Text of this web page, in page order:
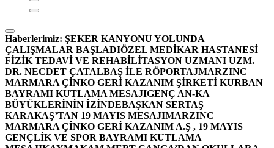
Haberlerimiz: ŞEKER KANYONU YOLUNDA
ÇALIŞMALAR BAŞLADIÖZEL MEDİKAR HASTANESİ
FİZİK TEDAVİ VE REHABİLİTASYON UZMANI UZM.
DR. NECDET ÇATALBAŞ İLE RÖPORTAJMARZINC
MARMARA ÇİNKO GERİ KAZANIM ŞİRKETİ KURBAN
BAYRAMI KUTLAMA MESAJIGENÇ AN-KA
BÜYÜKLERİNİN İZİNDEBAŞKAN SERTAŞ
KARAKAŞ’TAN 19 MAYIS MESAJIMARZINC
MARMARA ÇİNKO GERİ KAZANIM A.Ş , 19 MAYIS
GENÇLİK VE SPOR BAYRAMI KUTLAMA